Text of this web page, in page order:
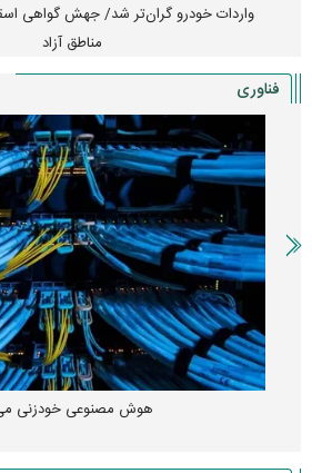
واردات خودرو گران‌تر شد/ جهش گواهی
مناطق آزاد
فناوری
هوش مصنوعی خودزنی